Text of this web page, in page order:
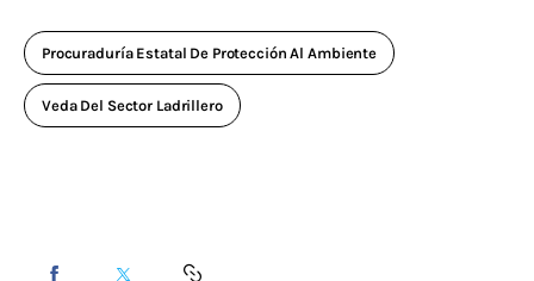
Procuraduría Estatal De Protección Al Ambiente
Veda Del Sector Ladrillero